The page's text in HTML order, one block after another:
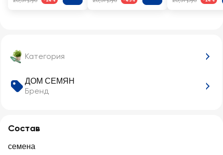
Категория
ДОМ СЕМЯН
Бренд
Состав
семена